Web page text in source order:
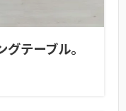
テーブル。